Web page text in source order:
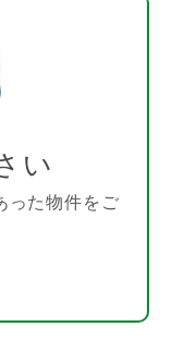
い
った物件をご